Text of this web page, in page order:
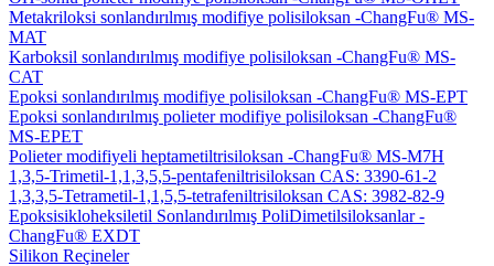
Metakriloksi sonlandırılmış modifiye polisiloksan -ChangFu® MS-
MAT
Karboksil sonlandırılmış modifiye polisiloksan -ChangFu® MS-
CAT
Epoksi sonlandırılmış modifiye polisiloksan -ChangFu® MS-EPT
Epoksi sonlandırılmış polieter modifiye polisiloksan -ChangFu®
MS-EPET
Polieter modifiyeli heptametiltrisiloksan -ChangFu® MS-M7H
1,3,5-Trimetil-1,1,3,5,5-pentafeniltrisiloksan CAS: 3390-61-2
1,3,3,5-Tetrametil-1,1,5,5-tetrafeniltrisiloksan CAS: 3982-82-9
Epoksisikloheksiletil Sonlandırılmış PoliDimetilsiloksanlar -
ChangFu® EXDT
Silikon Reçineler